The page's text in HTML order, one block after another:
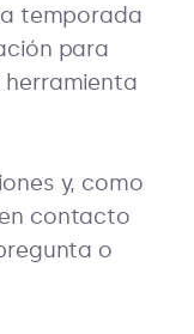
temporada
para
y, como
contacto
o